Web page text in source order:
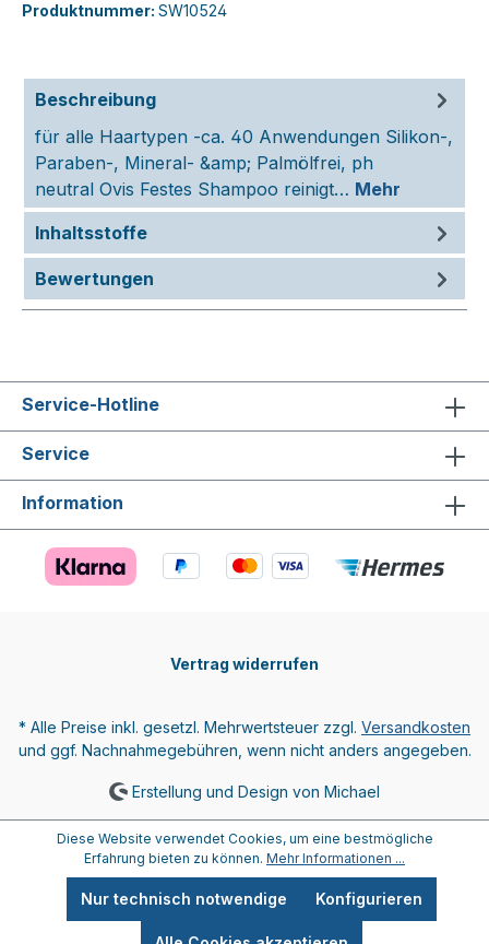
Produktnummer: SW10524
Beschreibung
für alle Haartypen -ca. 40 Anwendungen Silikon-,
Paraben-, Mineral- &amp; Palmölfrei, ph
neutral Ovis Festes Shampoo reinigt… Mehr
Inhaltsstoffe
Bewertungen
Service-Hotline
Service
Information
Vertrag widerrufen
* Alle Preise inkl. gesetzl. Mehrwertsteuer zzgl. Versandkosten
und ggf. Nachnahmegebühren, wenn nicht anders angegeben.
Erstellung und Design von Michael
Diese Website verwendet Cookies, um eine bestmögliche
Erfahrung bieten zu können. Mehr Informationen ...
Nur technisch notwendige Konfigurieren